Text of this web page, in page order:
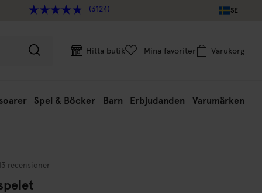
(3124) SE
Hitta butik Mina favoriter Varukorg
Spel & Böcker Barn Erbjudanden Varumärken
recensioner